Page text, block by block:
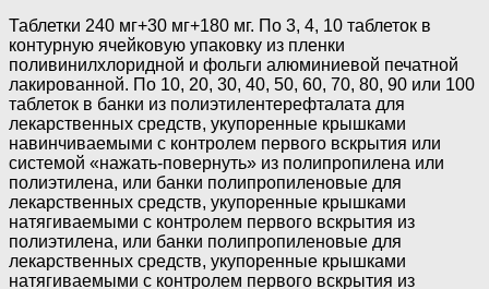
Таблетки 240 мг+30 мг+180 мг. По 3, 4, 10 таблеток в
контурную ячейковую упаковку из пленки
поливинилхлоридной и фольги алюминиевой печатной
лакированной. По 10, 20, 30, 40, 50, 60, 70, 80, 90 или 100
таблеток в банки из полиэтилентерефталата для
лекарственных средств, укупоренные крышками
навинчиваемыми с контролем первого вскрытия или
системой «нажать-повернуть» из полипропилена или
полиэтилена, или банки полипропиленовые для
лекарственных средств, укупоренные крышками
натягиваемыми с контролем первого вскрытия из
полиэтилена, или банки полипропиленовые для
лекарственных средств, укупоренные крышками
натягиваемыми с контролем первого вскрытия из